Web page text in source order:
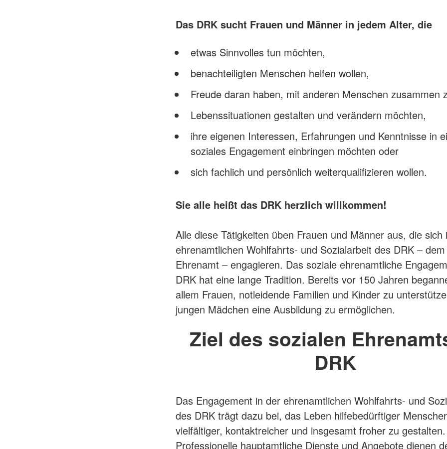
Das DRK sucht Frauen und Männer in jedem Alter, die
etwas Sinnvolles tun möchten,
benachteiligten Menschen helfen wollen,
Freude daran haben, mit anderen Menschen zusammen
Lebenssituationen gestalten und verändern möchten,
ihre eigenen Interessen, Erfahrungen und Kenntnisse in
soziales Engagement einbringen möchten oder
sich fachlich und persönlich weiterqualifizieren wollen.
Sie alle heißt das DRK herzlich willkommen!
Alle diese Tätigkeiten üben Frauen und Männer aus, die sich
ehrenamtlichen Wohlfahrts- und Sozialarbeit des DRK –
Ehrenamt – engagieren. Das soziale ehrenamtliche
DRK hat eine lange Tradition. Bereits vor 150 Jahren
allem Frauen, notleidende Familien und Kinder zu
jungen Mädchen eine Ausbildung zu ermöglichen.
Ziel des sozialen
DRK
Das Engagement in der ehrenamtlichen Wohlfahrts- und
des DRK trägt dazu bei, das Leben hilfebedürftiger
vielfältiger, kontaktreicher und insgesamt froher zu gestalten.
Professionelle hauptamtliche Dienste und Angebote dienen